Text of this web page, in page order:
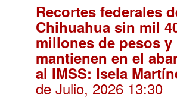
Recortes federales
Chihuahua sin mil
millones de pesos y
mantienen en el
al IMSS: Isela
de Julio, 2026 13:30